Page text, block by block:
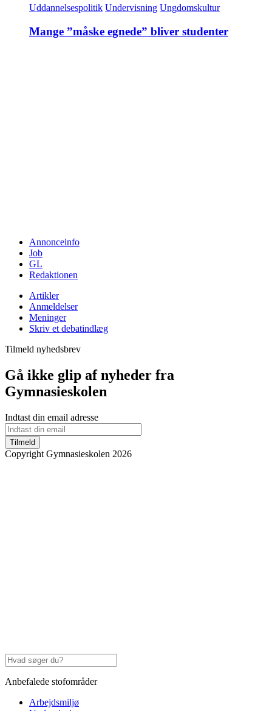
Uddannelsespolitik Undervisning Ungdomskultur
Mange ”måske egnede” bliver studenter
Annonceinfo
Job
GL
Redaktionen
Artikler
Anmeldelser
Meninger
Skriv et debatindlæg
Tilmeld nyhedsbrev
Gå ikke glip af nyheder fra
Gymnasieskolen
Indtast din email adresse
Tilmeld
Copyright Gymnasieskolen 2026
Anbefalede stofområder
Arbejdsmiljø